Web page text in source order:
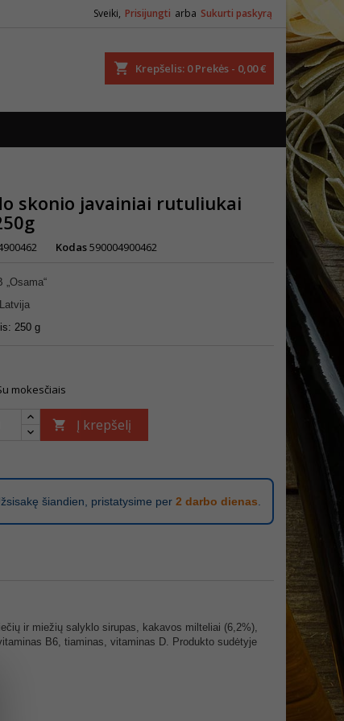
Sveiki, Prisijungti arba Sukurti paskyrą
Krepšelis 0 Prekės - 0,00 €
skonio javainiai rutuliukai
Kodas590004900462
250 g
mokesčiais
 Į krepšelį
šiandien, pristatysime per 2 darbo dienas
ir miežių salyklo sirupas, kakavos milteliai (6,2%),
B6, tiaminas, vitaminas D. Produkto sudėtyje